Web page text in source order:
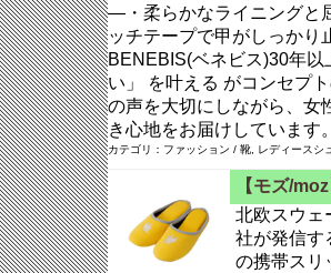
―・柔らかなライニングと
ッチテープで甲がしっかり
BENEBIS(ベネビス)30年
い」 を叶える がコンセプ
の声を大切にしながら、女
き心地をお届けしています。
カテゴリ：ファッション / 靴, レディースシ
【モズ/
北欧スウェ
社が発信す
の携帯スリ